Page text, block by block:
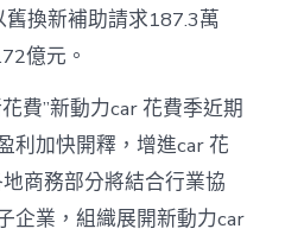
換新補助請求187.3萬
億元。
費”新動力car 花費季近期
利加快開釋，增進car 花
商務部分將結合行業協
企業，組織展開新動力car